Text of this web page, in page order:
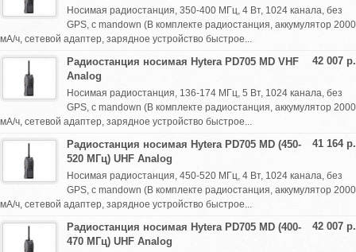
Носимая радиостанция, 350-400 МГц, 4 Вт, 1024 канала, без
GPS, с mandown (В комплекте радиостанция, аккумулятор 2000
мА/ч, сетевой адаптер, зарядное устройство быстрое...
42 007 р.
Радиостанция носимая Hytera PD705 MD VHF
Analog
Носимая радиостанция, 136-174 МГц, 5 Вт, 1024 канала, без
GPS, с mandown (В комплекте радиостанция, аккумулятор 2000
мА/ч, сетевой адаптер, зарядное устройство быстрое...
41 164 р.
Радиостанция носимая Hytera PD705 MD (450-
520 МГц) UHF Analog
Носимая радиостанция, 450-520 МГц, 4 Вт, 1024 канала, без
GPS, с mandown (В комплекте радиостанция, аккумулятор 2000
мА/ч, сетевой адаптер, зарядное устройство быстрое...
42 007 р.
Радиостанция носимая Hytera PD705 MD (400-
470 МГц) UHF Analog